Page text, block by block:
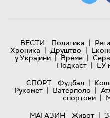
ВЕСТИ Политика |
Хроника | Друштво |
у Украјини | Време |
Подкаст | ЕУ
СПОРТ
Фудбал |
Рукомет | Ватерполо |
спортови |
МАГАЗИН
Живот |